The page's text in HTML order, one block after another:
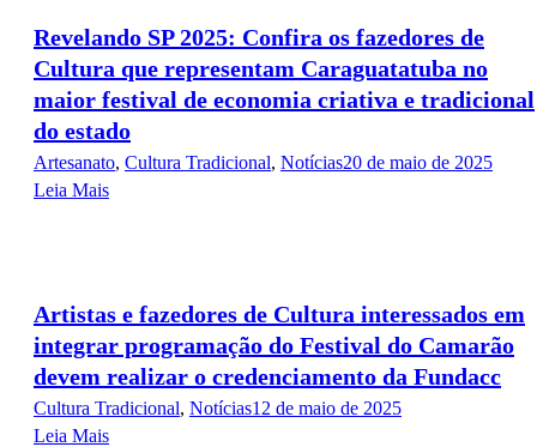
Revelando SP 2025: Confira os fazedores de
Cultura que representam Caraguatatuba no
maior festival de economia criativa e tradicional
do estado
Artesanato, Cultura Tradicional, Notícias20 de maio de 2025
Leia Mais
Artistas e fazedores de Cultura interessados em
integrar programação do Festival do Camarão
devem realizar o credenciamento da Fundacc
Cultura Tradicional, Notícias12 de maio de 2025
Leia Mais